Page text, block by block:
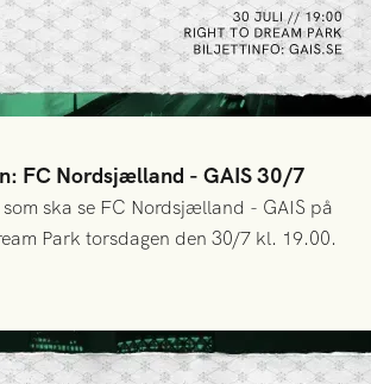
FC Nordsjælland - GAIS 30/7
ska se FC Nordsjælland - GAIS på
Park torsdagen den 30/7 kl. 19.00.